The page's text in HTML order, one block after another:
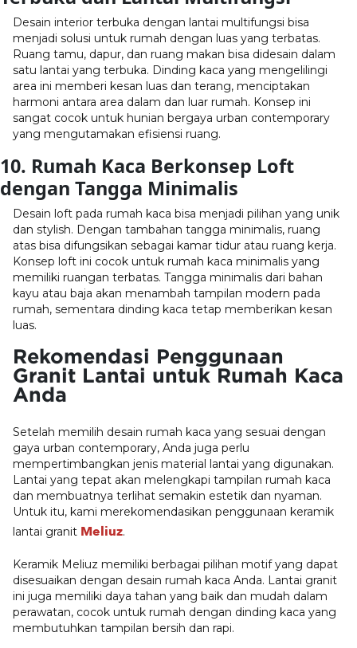
Desain interior terbuka dengan lantai multifungsi bisa
menjadi solusi untuk rumah dengan luas yang terbatas.
Ruang tamu, dapur, dan ruang makan bisa didesain dalam
satu lantai yang terbuka. Dinding kaca yang mengelilingi
area ini memberi kesan luas dan terang, menciptakan
harmoni antara area dalam dan luar rumah. Konsep ini
sangat cocok untuk hunian bergaya urban contemporary
yang mengutamakan efisiensi ruang.
10. Rumah Kaca Berkonsep Loft
dengan Tangga Minimalis
Desain loft pada rumah kaca bisa menjadi pilihan yang unik
dan stylish. Dengan tambahan tangga minimalis, ruang
atas bisa difungsikan sebagai kamar tidur atau ruang kerja.
Konsep loft ini cocok untuk rumah kaca minimalis yang
memiliki ruangan terbatas. Tangga minimalis dari bahan
kayu atau baja akan menambah tampilan modern pada
rumah, sementara dinding kaca tetap memberikan kesan
luas.
Rekomendasi Penggunaan
Granit Lantai untuk Rumah Kaca
Anda
Setelah memilih desain rumah kaca yang sesuai dengan
gaya urban contemporary, Anda juga perlu
mempertimbangkan jenis material lantai yang digunakan.
Lantai yang tepat akan melengkapi tampilan rumah kaca
dan membuatnya terlihat semakin estetik dan nyaman.
Untuk itu, kami merekomendasikan penggunaan keramik
lantai granit Meliuz.
Keramik Meliuz memiliki berbagai pilihan motif yang dapat
disesuaikan dengan desain rumah kaca Anda. Lantai granit
ini juga memiliki daya tahan yang baik dan mudah dalam
perawatan, cocok untuk rumah dengan dinding kaca yang
membutuhkan tampilan bersih dan rapi.